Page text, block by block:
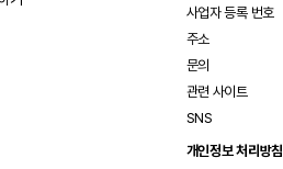
사업자 등록 번호
주소
문의
관련 사이트
SNS
개인정보 처리방침